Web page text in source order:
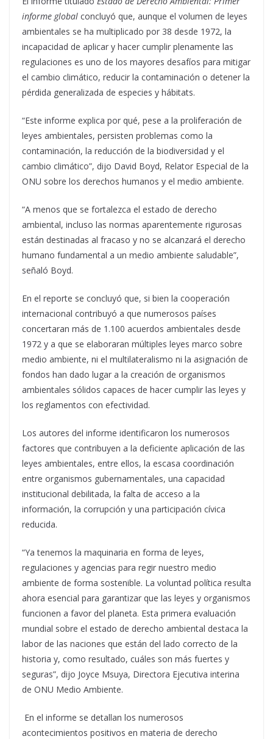
informe global concluyó que, aunque el volumen de leyes
ambientales se ha multiplicado por 38 desde 1972, la
incapacidad de aplicar y hacer cumplir plenamente las
regulaciones es uno de los mayores desafíos para mitigar
el cambio climático, reducir la contaminación o detener la
pérdida generalizada de especies y hábitats.
“Este informe explica por qué, pese a la proliferación de
leyes ambientales, persisten problemas como la
contaminación, la reducción de la biodiversidad y el
cambio climático”, dijo David Boyd, Relator Especial de la
ONU sobre los derechos humanos y el medio ambiente.
“A menos que se fortalezca el estado de derecho
ambiental, incluso las normas aparentemente rigurosas
están destinadas al fracaso y no se alcanzará el derecho
humano fundamental a un medio ambiente saludable”,
señaló Boyd.
En el reporte se concluyó que, si bien la cooperación
internacional contribuyó a que numerosos países
concertaran más de 1.100 acuerdos ambientales desde
1972 y a que se elaboraran múltiples leyes marco sobre
medio ambiente, ni el multilateralismo ni la asignación de
fondos han dado lugar a la creación de organismos
ambientales sólidos capaces de hacer cumplir las leyes y
los reglamentos con efectividad.
Los autores del informe identificaron los numerosos
factores que contribuyen a la deficiente aplicación de las
leyes ambientales, entre ellos, la escasa coordinación
entre organismos gubernamentales, una capacidad
institucional debilitada, la falta de acceso a la
información, la corrupción y una participación cívica
reducida.
“Ya tenemos la maquinaria en forma de leyes,
regulaciones y agencias para regir nuestro medio
ambiente de forma sostenible. La voluntad política resulta
ahora esencial para garantizar que las leyes y organismos
funcionen a favor del planeta. Esta primera evaluación
mundial sobre el estado de derecho ambiental destaca la
labor de las naciones que están del lado correcto de la
historia y, como resultado, cuáles son más fuertes y
seguras”, dijo Joyce Msuya, Directora Ejecutiva interina
de ONU Medio Ambiente.
En el informe se detallan los numerosos
acontecimientos positivos en materia de derecho